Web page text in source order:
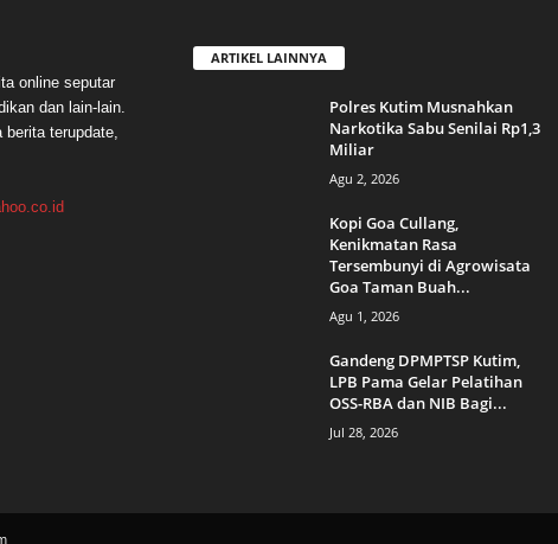
online seputar
dan lain-lain.
berita terupdate,
ARTIKEL LAINNYA
Polres Kutim Musnahkan
Narkotika Sabu Senilai Rp1,3
Miliar
Agu 2, 2026
Kopi Goa Cullang,
Kenikmatan Rasa
Tersembunyi di Agrowisata
Goa Taman Buah...
Agu 1, 2026
Gandeng DPMPTSP Kutim,
LPB Pama Gelar Pelatihan
OSS-RBA dan NIB Bagi...
Jul 28, 2026